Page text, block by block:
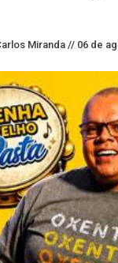
Miranda // 06 de